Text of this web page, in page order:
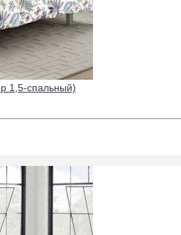
1,5-спальный)